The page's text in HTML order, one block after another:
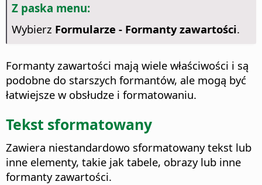
Z paska menu:
Wybierz Formularze - Formanty zawartości.
Formanty zawartości mają wiele właściwości i są
podobne do starszych formantów, ale mogą być
łatwiejsze w obsłudze i formatowaniu.
Tekst sformatowany
Zawiera niestandardowo sformatowany tekst lub
inne elementy, takie jak tabele, obrazy lub inne
formanty zawartości.